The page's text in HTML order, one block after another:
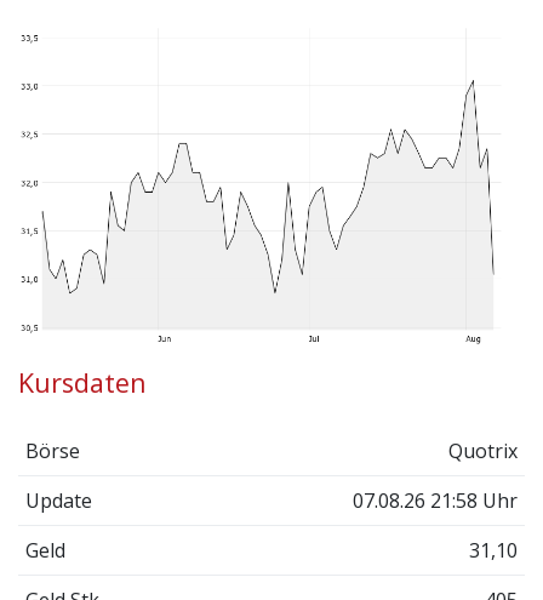
Kursdaten
Börse
Quotrix
Update
07.08.26 21:58 Uhr
Geld
31,10